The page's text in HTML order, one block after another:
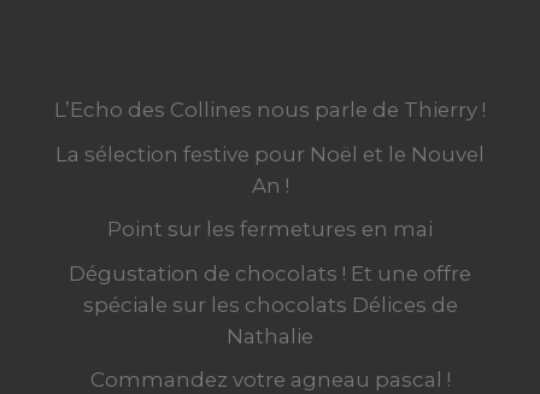
L’Echo des Collines nous parle de Thierry !
La sélection festive pour Noël et le Nouvel
An !
Point sur les fermetures en mai
Dégustation de chocolats ! Et une offre
spéciale sur les chocolats Délices de
Nathalie
Commandez votre agneau pascal !